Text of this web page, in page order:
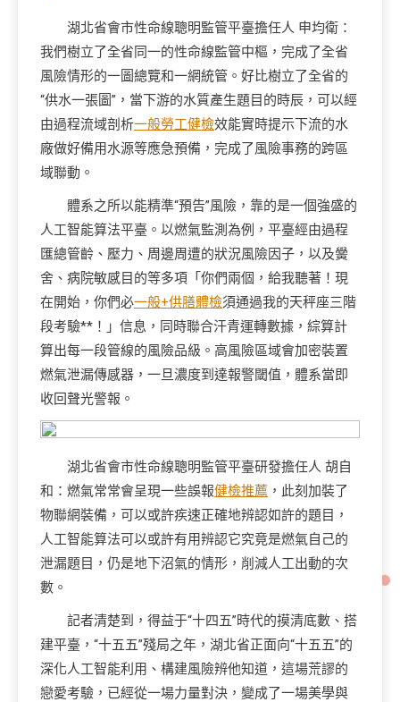
湖北省會市性命線聰明監管平臺擔任人 申均衛：
我們樹立了全省同一的性命線監管中樞，完成了全省
風險情形的一圖總覽和一網統管。好比樹立了全省的
“供水一張圖”，當下游的水質產生題目的時辰，可以經
由過程流域剖析一般勞工健檢效能實時提示下流的水
廠做好備用水源等應急預備，完成了風險事務的跨區
域聯動。
體系之所以能精準“預告”風險，靠的是一個強盛的
人工智能算法平臺。以燃氣監測為例，平臺經由過程
匯總管齡、壓力、周邊周遭的狀況風險因子，以及黌
舍、病院敏感目的等多項「你們兩個，給我聽著！現
在開始，你們必一般+供膳體檢須通過我的天秤座三階
段考驗**！」信息，同時聯合汗青運轉數據，綜算計
算出每一段管線的風險品級。高風險區域會加密裝置
燃氣泄漏傳感器，一旦濃度到達報警閾值，體系當即
收回聲光警報。
湖北省會市性命線聰明監管平臺研發擔任人 胡自
和：燃氣常常會呈現一些誤報健檢推薦 ，此刻加裝了
物聯網裝備，可以或許疾速正確地辨認如許的題目，
人工智能算法可以或許有用辨認它究竟是燃氣自己的
泄漏題目，仍是地下沼氣的情形，削減人工出動的次
數。
記者清楚到，得益于“十四五”時代的摸清底數、搭
建平臺，“十五五”殘局之年，湖北省正面向“十五五”的
深化人工智能利用、構建風險辨他知道，這場荒謬的
戀愛考驗，已經從一場力量對決，變成了一場美學與